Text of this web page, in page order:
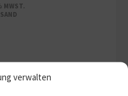
verwalten
MWST.